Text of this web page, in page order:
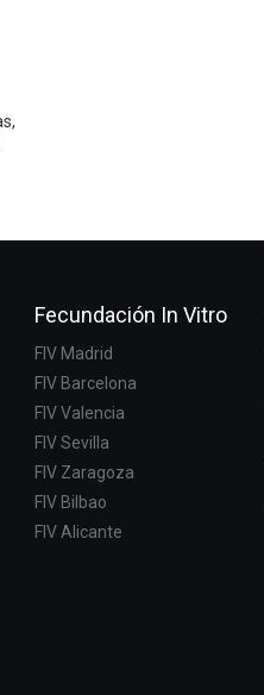
Fecundación In Vitro
FIV Madrid
FIV Barcelona
FIV Valencia
FIV Sevilla
FIV Zaragoza
FIV Bilbao
FIV Alicante